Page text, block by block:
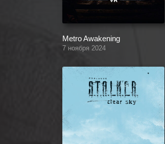
Metro Awakening
7 ноября 2024